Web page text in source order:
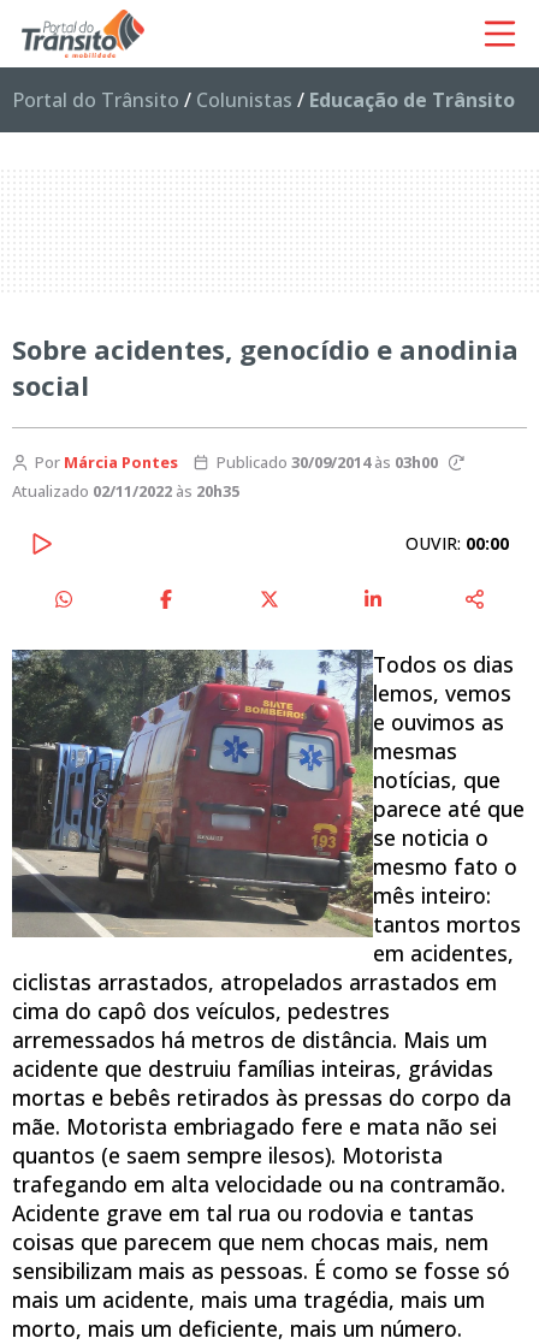
Portal do Trânsito / Colunistas / Educação de Trânsito
Sobre acidentes, genocídio e anodinia
social
Por Márcia Pontes Publicado 30/09/2014às 03h00
Atualizado 02/11/2022 às 20h35
OUVIR: 00:00
Todos os dias
lemos, vemos
e ouvimos as
mesmas
notícias, que
parece até que
se noticia o
mesmo fato o
mês inteiro:
tantos mortos
em acidentes,
ciclistas arrastados, atropelados arrastados em
cima do capô dos veículos, pedestres
arremessados há metros de distância. Mais um
acidente que destruiu famílias inteiras, grávidas
mortas e bebês retirados às pressas do corpo da
mãe. Motorista embriagado fere e mata não sei
quantos (e saem sempre ilesos). Motorista
trafegando em alta velocidade ou na contramão.
Acidente grave em tal rua ou rodovia e tantas
coisas que parecem que nem chocas mais, nem
sensibilizam mais as pessoas. É como se fosse só
mais um acidente, mais uma tragédia, mais um
morto, mais um deficiente, mais um número.